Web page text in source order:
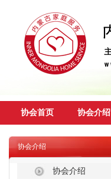
协会首页 协会介绍
协会介绍
协会介绍